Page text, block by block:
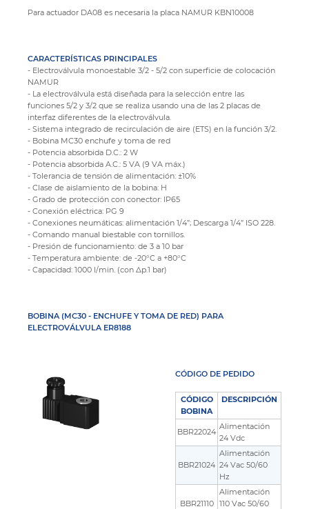
Para actuador DA08 es necesaria la placa NAMUR KBN10008
CARACTERÍSTICAS PRINCIPALES
- Electroválvula monoestable 3/2 - 5/2 con superficie de colocación
NAMUR
- La electroválvula está diseñada para la selección entre las
funciones 5/2 y 3/2 que se realiza usando una de las 2 placas de
interfaz diferentes de la electroválvula.
- Sistema integrado de recirculación de aire (ETS) en la función 3/2.
- Bobina MC30 enchufe y toma de red
- Potencia absorbida D.C.: 2 W
- Potencia absorbida A.C.: 5 VA (9 VA máx.)
- Tolerancia de tensión de alimentación: ±10%
- Clase de aislamiento de la bobina: H
- Grado de protección con conector: IP65
- Conexión eléctrica: PG 9
- Conexiones neumáticas: alimentación 1/4”; Descarga 1/4” ISO 228.
- Comando manual biestable con tornillos.
- Presión de funcionamiento: de 3 a 10 bar
- Temperatura ambiente: de -20°C a +80°C
- Capacidad: 1000 l/min. (con Δp.1 bar)
BOBINA (MC30 - ENCHUFE Y TOMA DE RED) PARA
ELECTROVÁLVULA ER8188
CÓDIGO DE PEDIDO
CÓDIGO
BOBINA
DESCRIPCIÓN
BBR22024
Alimentación
24 Vdc
BBR21024
Alimentación
24 Vac 50/60
Hz
BBR21110
Alimentación
110 Vac 50/60